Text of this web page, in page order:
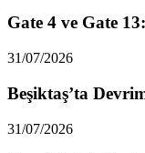
Gate 4 ve Gate
31/07/2026
Beşiktaş’ta
31/07/2026